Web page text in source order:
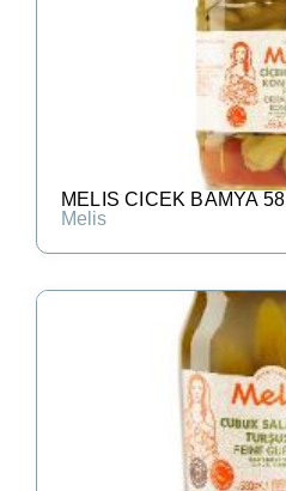
MELIS CICEK BAMYA 58
Melis